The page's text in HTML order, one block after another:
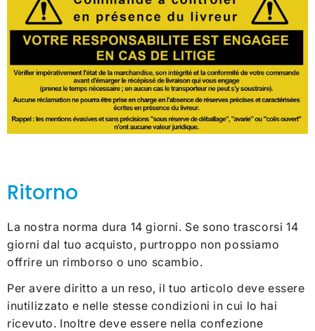
Ritorno
La nostra norma dura 14 giorni. Se sono trascorsi 14
giorni dal tuo acquisto, purtroppo non possiamo
offrire un rimborso o uno scambio.
Per avere diritto a un reso, il tuo articolo deve essere
inutilizzato e nelle stesse condizioni in cui lo hai
ricevuto. Inoltre deve essere nella confezione